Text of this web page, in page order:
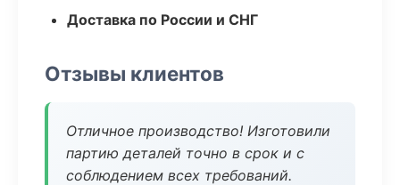
Доставка по России и СНГ
Отзывы клиентов
Отличное производство! Изготовили
партию деталей точно в срок и с
соблюдением всех требований.